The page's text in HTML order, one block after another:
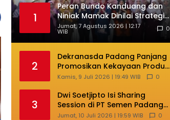
1
Peran Bundo Kanduang dan
Niniak Mamak Dinilai Strategis
Cegah Perkawinan Usia Anak
Jumat, 7 Agustus 2026 | 12:17
WIB 0
2
Dekranasda Padang Panjang
Promosikan Kekayaan Produk
Lokal di Ajang Nasional
Kamis, 9 Juli 2026 | 19:49 WIB 0
3
Dwi Soetjipto Isi Sharing
Session di PT Semen Padang;
Perusahaan Dituntut Lakukan
Jumat, 10 Juli 2026 | 19:59 WIB 0